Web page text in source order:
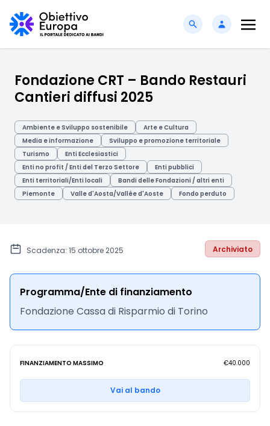
Fondazione CRT – Bando Restauri
Cantieri diffusi 2025
Ambiente e Sviluppo sostenibile
Arte e Cultura
Media e informazione
Sviluppo e promozione territoriale
Turismo
Enti Ecclesiastici
Enti no profit / Enti del Terzo Settore
Enti pubblici
Enti territoriali/Enti locali
Bandi delle Fondazioni / altri enti
Piemonte
Valle d'Aosta/Vallée d'Aoste Fondo perduto
Scadenza: 15 ottobre 2025 Archiviato
Programma/Ente di finanziamento
Fondazione Cassa di Risparmio di Torino
FINANZIAMENTO MASSIMO €40.000
Vai al bando